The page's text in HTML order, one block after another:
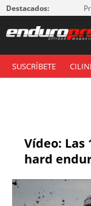
Destacados:
SUSCRÍBETE
Vídeo: Las
hard